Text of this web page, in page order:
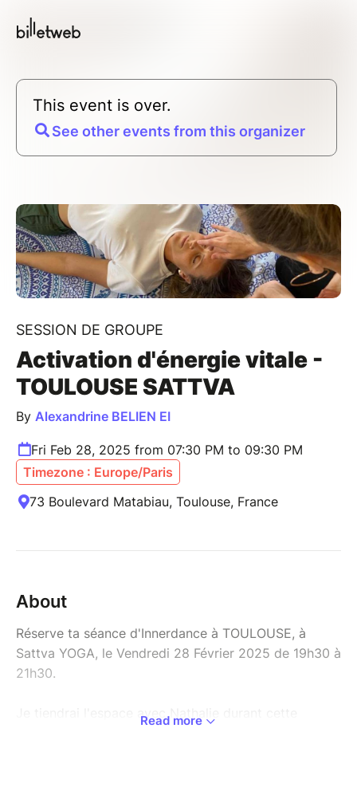
This event is over.
See other events from this organizer
SESSION DE GROUPE
Activation d'énergie vitale -
TOULOUSE SATTVA
By Alexandrine BELIEN EI
Fri Feb 28, 2025 from 07:30 PM to 09:30 PM
Timezone : Europe/Paris
73 Boulevard Matabiau, Toulouse, France
About
Réserve ta séance d'Innerdance à TOULOUSE, à
Sattva YOGA, le Vendredi 28 Février 2025 de 19h30 à
21h30.
Je tiendrai l'espace avec Nathalie durant cette
Read more